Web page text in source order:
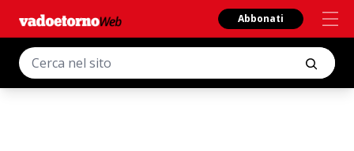
Abbonati